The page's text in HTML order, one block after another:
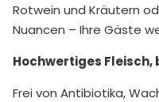
Rotwein und Kräutern
Nuancen – Ihre Gäste
Hochwertiges
Frei von Antibiotika,